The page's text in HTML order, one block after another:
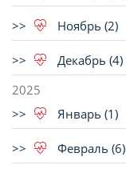
Ноябрь (2)
Декабрь (4)
2025
Январь (1)
Февраль (6)